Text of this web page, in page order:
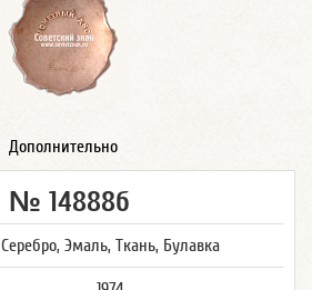
Дополнительно
№ 14888б
Серебро, Эмаль, Ткань, Булавка